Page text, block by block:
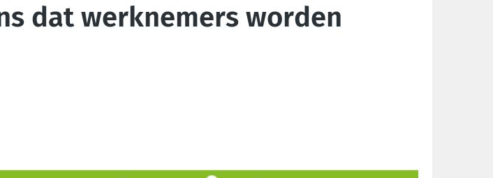
dat werknemers worden